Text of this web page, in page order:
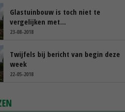
Glastuinbouw is toch niet te
vergelijken met…
23-08-2018
Twijfels bij bericht van begin deze
week
22-05-2018